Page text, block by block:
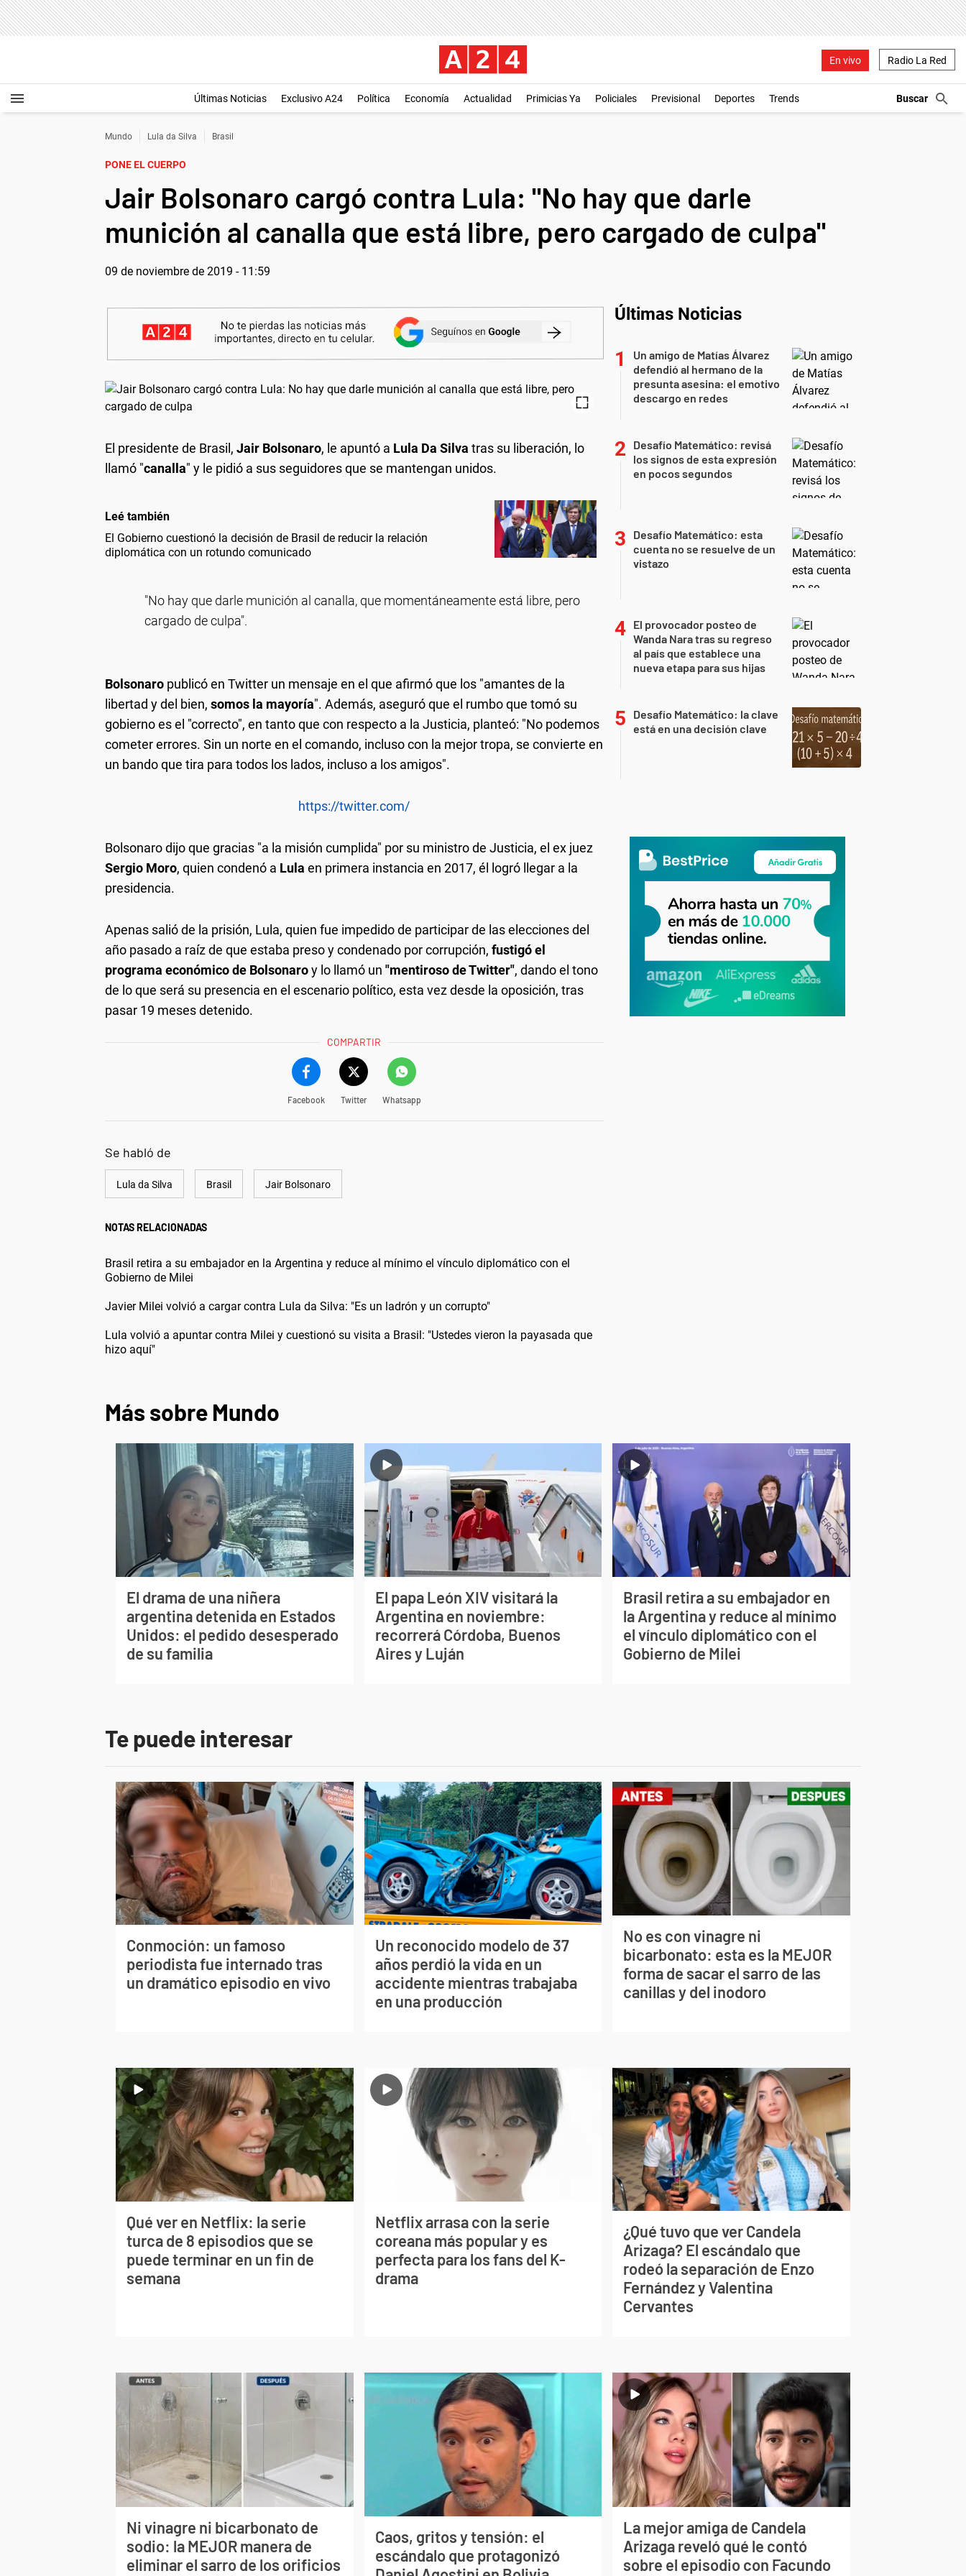
En vivo Radio La Red
Últimas Noticias Exclusivo A24 Política Economía Actualidad Primicias Ya Policiales Previsional Deportes Trends
Mundo Lula da Silva Brasil
PONE EL CUERPO
Jair Bolsonaro cargó contra Lula: "No hay que darle
munición al canalla que está libre, pero cargado de culpa"
09 de noviembre de 2019 - 11:59
El presidente de Brasil, Jair Bolsonaro, le apuntó a Lula Da Silva tras su liberación, lo
llamó "canalla" y le pidió a sus seguidores que se mantengan unidos.
Leé también
El Gobierno cuestionó la decisión de Brasil de reducir la relación
diplomática con un rotundo comunicado
"No hay que darle munición al canalla, que momentáneamente está libre, pero
cargado de culpa".
Bolsonaro publicó en Twitter un mensaje en el que afirmó que los "amantes de la
libertad y del bien, somos la mayoría". Además, aseguró que el rumbo que tomó su
gobierno es el "correcto", en tanto que con respecto a la Justicia, planteó: "No podemos
cometer errores. Sin un norte en el comando, incluso con la mejor tropa, se convierte en
un bando que tira para todos los lados, incluso a los amigos".
https://twitter.com/
Bolsonaro dijo que gracias "a la misión cumplida" por su ministro de Justicia, el ex juez
Sergio Moro, quien condenó a Lula en primera instancia en 2017, él logró llegar a la
presidencia.
Apenas salió de la prisión, Lula, quien fue impedido de participar de las elecciones del
año pasado a raíz de que estaba preso y condenado por corrupción, fustigó el
programa económico de Bolsonaroy lo llamó un "mentiroso de Twitter", dando el tono
de lo que será su presencia en el escenario político, esta vez desde la oposición, tras
pasar 19 meses detenido.
COMPARTIR
Facebook Twitter Whatsapp
Se habló de
Lula da Silva Brasil Jair Bolsonaro
NOTAS RELACIONADAS
Brasil retira a su embajador en la Argentina y reduce al mínimo el vínculo diplomático con el
Gobierno de Milei
Javier Milei volvió a cargar contra Lula da Silva: "Es un ladrón y un corrupto"
Lula volvió a apuntar contra Milei y cuestionó su visita a Brasil: "Ustedes vieron la payasada que
hizo aquí"
Últimas Noticias
Un amigo de Matías Álvarez
defendió al hermano de la
presunta asesina: el emotivo
descargo en redes
Desafío Matemático: revisá
los signos de esta expresión
en pocos segundos
Desafío Matemático: esta
cuenta no se resuelve de un
vistazo
El provocador posteo de
Wanda Nara tras su regreso
al país que establece una
nueva etapa para sus hijas
Desafío Matemático: la clave
está en una decisión clave
Más sobre Mundo
El drama de una niñera
argentina detenida en Estados
Unidos: el pedido desesperado
de su familia
El papa León XIV visitará la
Argentina en noviembre:
recorrerá Córdoba, Buenos
Aires y Luján
Brasil retira a su embajador en
la Argentina y reduce al mínimo
el vínculo diplomático con el
Gobierno de Milei
Te puede interesar
Conmoción: un famoso
periodista fue internado tras
un dramático episodio en vivo
Un reconocido modelo de 37
años perdió la vida en un
accidente mientras trabajaba
en una producción
No es con vinagre ni
bicarbonato: esta es la MEJOR
forma de sacar el sarro de las
canillas y del inodoro
Qué ver en Netflix: la serie
turca de 8 episodios que se
puede terminar en un fin de
semana
Netflix arrasa con la serie
coreana más popular y es
perfecta para los fans del K-
drama
¿Qué tuvo que ver Candela
Arizaga? El escándalo que
rodeó la separación de Enzo
Fernández y Valentina
Cervantes
Ni vinagre ni bicarbonato de
sodio: la MEJOR manera de
eliminar el sarro de los orificios
Caos, gritos y tensión: el
escándalo que protagonizó
La mejor amiga de Candela
Arizaga reveló qué le contó
sobre el episodio con Facundo